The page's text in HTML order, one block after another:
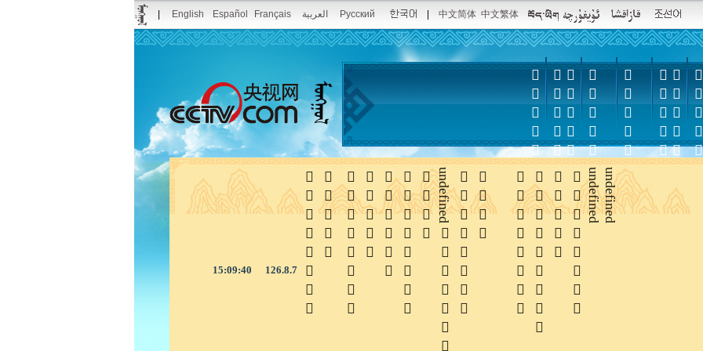
English Español Français العربية Pусский 中文简体 中文繁体

 
  
15:09:40 126.8.7

 

undefined




 undefined
undefined



